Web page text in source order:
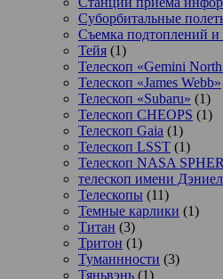
Суборбитальные
Съемка подтоплений
Тейя (1)
Телескоп «Gemini
Телескоп «James Webb»
Телескоп «Subaru» (1)
Телескоп CHEOPS (1)
Телескоп Gaia (1)
Телескоп LSST (1)
Телескоп NASA
телескоп имени
Телескопы (11)
Темные карлики (1)
Титан (3)
Тритон (1)
Туманнности (3)
Тяньвэнь (1)